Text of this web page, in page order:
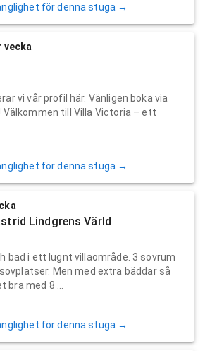
för denna stuga →
vecka
vi vår profil här. Vänligen boka via
Välkommen till Villa Victoria – ett
för denna stuga →
Lindgrens Värld
bad i ett lugnt villaområde. 3 sovrum
Men med extra bäddar så
med 8 ...
för denna stuga →